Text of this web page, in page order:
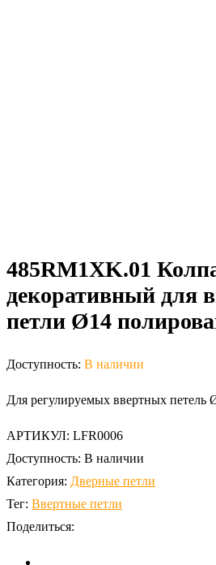
485RM1XK.01
декоративный для
петли Ø14
Доступность: В наличии
Для регулируемых ввертных петель
АРТИКУЛ: LFR0006
Доступность: В наличии
Категория: Дверные петли
Тег: Ввертные петли
Поделиться: